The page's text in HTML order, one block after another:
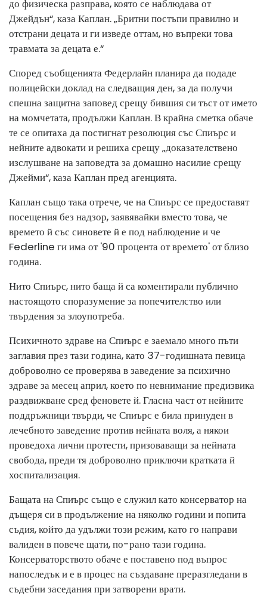
до физическа разправа, която се наблюдава от
Джейдън“, каза Каплан. „Бритни постъпи правилно и
отстрани децата и ги изведе оттам, но въпреки това
травмата за децата е.“
Според съобщенията Федерлайн планира да подаде
полицейски доклад на следващия ден, за да получи
спешна защитна заповед срещу бившия си тъст от името
на момчетата, продължи Каплан. В крайна сметка обаче
те се опитаха да постигнат резолюция със Спиърс и
нейните адвокати и решиха срещу „доказателствено
изслушване на заповедта за домашно насилие срещу
Джейми“, каза Каплан пред агенцията.
Каплан също така отрече, че на Спиърс се предоставят
посещения без надзор, заявявайки вместо това, че
времето й със синовете й е под наблюдение и че
Federline ги има от '90 процента от времето' от близо
година.
Нито Спиърс, нито баща й са коментирали публично
настоящото споразумение за попечителство или
твърдения за злоупотреба.
Психичното здраве на Спиърс е заемало много пъти
заглавия през тази година, като 37-годишната певица
доброволно се проверява в заведение за психично
здраве за месец април, което по невнимание предизвика
раздвижване сред феновете й. Гласна част от нейните
поддръжници твърди, че Спиърс е била принуден в
лечебното заведение против нейната воля, а някои
проведоха лични протести, призоваващи за нейната
свобода, преди тя доброволно приключи кратката й
хоспитализация.
Бащата на Спиърс също е служил като консерватор на
дъщеря си в продължение на няколко години и попита
съдия, който да удължи този режим, като го направи
валиден в повече щати, по-рано тази година.
Консерваторството обаче е поставено под въпрос
напоследък и е в процес на създаване преразгледани в
съдебни заседания при затворени врати.